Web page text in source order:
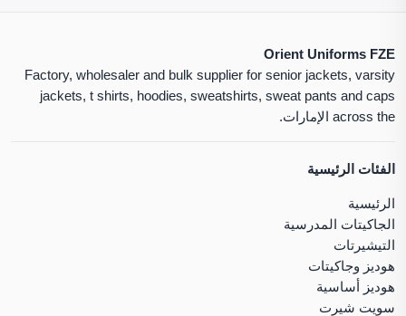
Orient Uniforms FZE
Factory, wholesaler and bulk supplier for senior jackets, varsity
jackets, t shirts, hoodies, sweatshirts, sweat pants and caps
across the الإمارات.
الفئات الرئيسية
الرئيسية
الجاكيتات المدرسية
التيشيرتات
هوديز وجاكيتات
هوديز أساسية
سويت شيرت